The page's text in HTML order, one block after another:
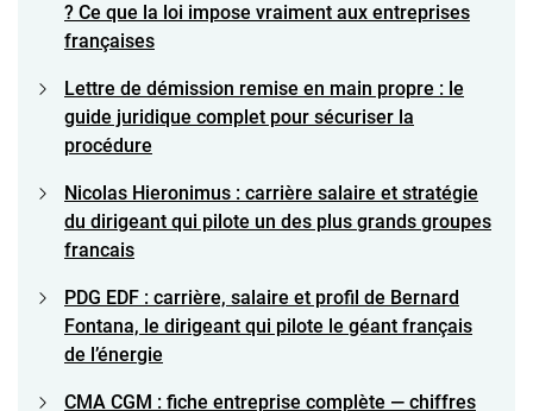
? Ce que la loi impose vraiment aux entreprises
françaises
Lettre de démission remise en main propre : le
guide juridique complet pour sécuriser la
procédure
Nicolas Hieronimus : carrière salaire et stratégie
du dirigeant qui pilote un des plus grands groupes
francais
PDG EDF : carrière, salaire et profil de Bernard
Fontana, le dirigeant qui pilote le géant français
de l’énergie
CMA CGM : fiche entreprise complète — chiffres